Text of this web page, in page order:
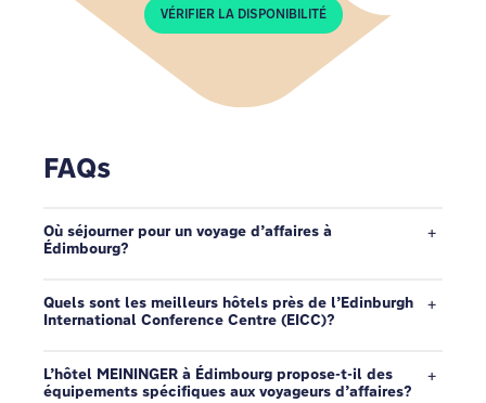
VÉRIFIER LA DISPONIBILITÉ
FAQs
Où séjourner pour un voyage d’affaires à
Édimbourg?
Quels sont les meilleurs hôtels près de l’Edinburgh
International Conference Centre (EICC)?
L’hôtel MEININGER à Édimbourg propose-t-il des
équipements spécifiques aux voyageurs d’affaires?